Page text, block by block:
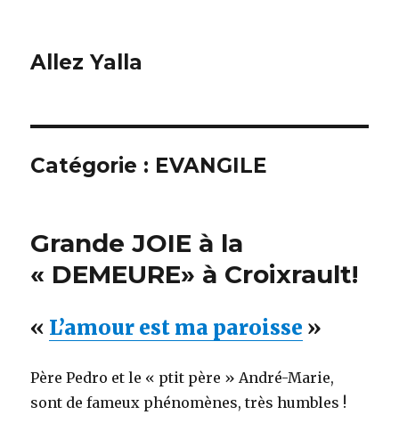
Allez Yalla
Catégorie : EVANGILE
Grande JOIE à la
« DEMEURE» à Croixrault!
« L’amour est ma paroisse »
Père Pedro et le « ptit père » André-Marie,
sont de fameux phénomènes, très humbles !